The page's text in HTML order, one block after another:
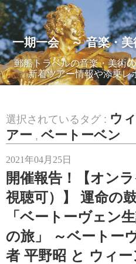
一期一会 ～ 音楽・美
郵船トラベルの音楽・美術
新着ツアー情報や添乗レ
選択されているタグ : ウ
アー , ベートーベン
2021年04月25日
開催報告！【オン
視聴可）】 運命の
「ベートーヴェン
の旅」 ～ベートー
者 平野昭 と ウィ
エントリーリスト
2025年11月07日
心に響く「愛」の物語。見逃
より、METライブビューイング
2025年08月08日
オペラで最高のときめきを。
映！「METライブビューイン
なんば・神戸・名古屋の4都市